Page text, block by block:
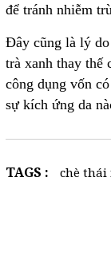
để tránh nhiễm
Đây cũng là lý do
trà xanh thay thế
công dụng vốn
sự kích ứng da
TAGS : chè thái